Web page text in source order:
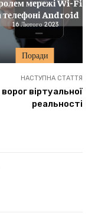
Поради
телефоні Android
16 Лютого 2023
НАСТУПНА СТАТТЯ
віртуальної
реальності